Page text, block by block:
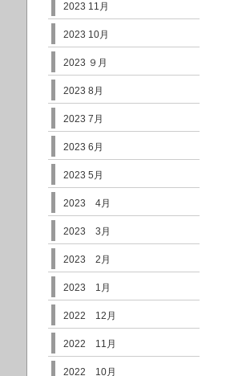
2023 11月
2023 10月
2023 ９月
2023 8月
2023 7月
2023 6月
2023 5月
2023 4月
2023 3月
2023 2月
2023 1月
2022 12月
2022 11月
2022 10月